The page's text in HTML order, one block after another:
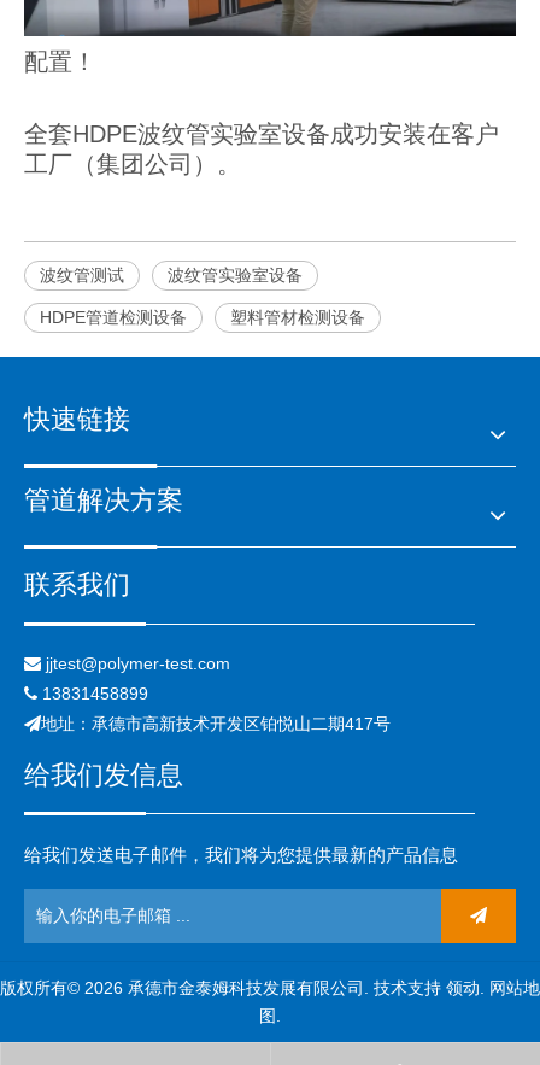
配置！
全套HDPE波纹管实验室设备成功安装在客户
工厂（集团公司）。
波纹管测试 波纹管实验室设备
HDPE管道检测设备 塑料管材检测设备
快速链接
管道解决方案
联系我们
 jjtest@polymer-test.com
 13831458899
地址：承德市高新技术开发区铂悦山二期417号
给我们发信息
给我们发送电子邮件，我们将为您提供最新的产品信息
版权所有© 2026 承德市金泰姆科技发展有限公司. 技术支持 领动
网站地
图